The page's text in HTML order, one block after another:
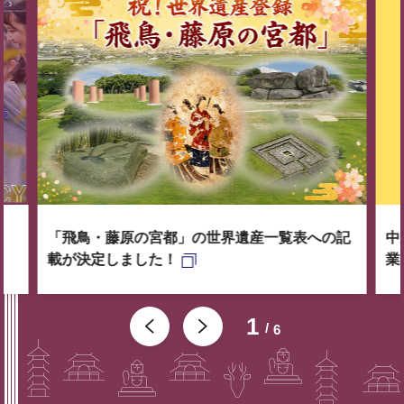
1 6
「飛鳥・藤原の宮都」の世界遺産一覧表への記
載が決定しました！
中
業